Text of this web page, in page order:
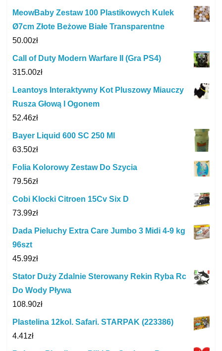
MeowBaby Zestaw 100 Plastikowych Kulek
Ø7cm Złote Beżowe Białe Transparentne
50.00zł
Call of Duty Modern Warfare II (Gra PS4)
315.00zł
Leantoys Interaktywny Kot Pluszowy Miauczy
Rusza Głową I Ogonem
52.46zł
Bayer Liquid 600 SC 250 Ml
63.50zł
Folia Kolorowy Zestaw Do Szycia
79.56zł
Cobi Klocki Citroen 15Cv Six D
73.99zł
Dada Pieluchy Extra Care Jumbo 3 Midi 4‑9 kg
96szt
45.99zł
Stator Duży Zdalnie Sterowany Rekin Ryba Rc
Do Wody Pływa
108.90zł
Plastelina 12kol. Safari. STARPAK (223386)
4.41zł